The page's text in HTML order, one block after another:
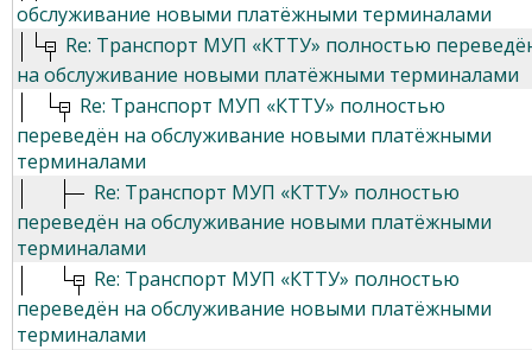
обслуживание новыми платёжными терминалами
Re: Транспорт МУП «КТТУ» полностью
на обслуживание новыми платёжными терминалами
Re: Транспорт МУП «КТТУ» полностью
переведён на обслуживание новыми платёжными
терминалами
Re: Транспорт МУП «КТТУ» полностью
переведён на обслуживание новыми платёжными
терминалами
Re: Транспорт МУП «КТТУ» полностью
переведён на обслуживание новыми платёжными
терминалами